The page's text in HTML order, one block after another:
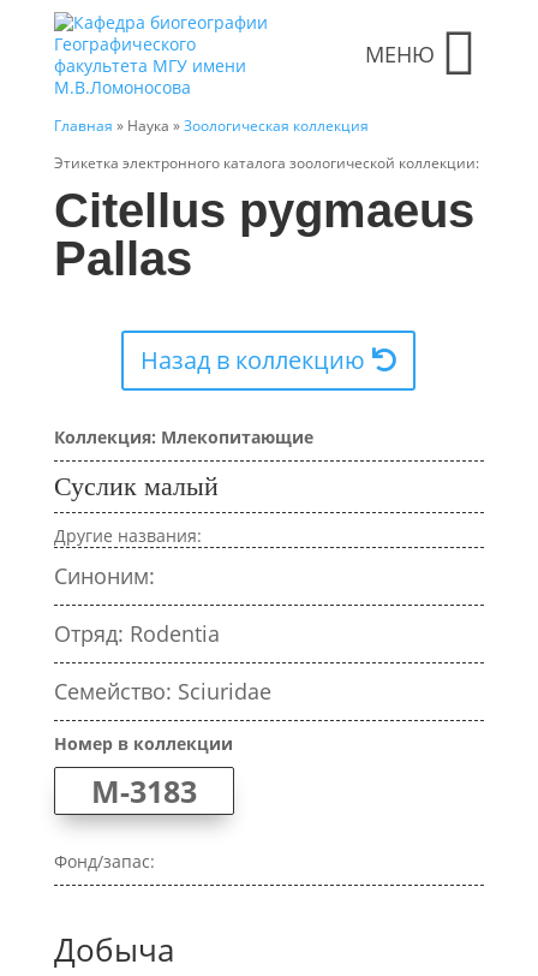
МЕНЮ
Главная » Наука »Зоологическая коллекция
Этикетка электронного каталога зоологической коллекции:
Citellus pygmaeus
Pallas
Назад в коллекцию
Коллекция: Млекопитающие
Суслик малый
Другие названия:
Синоним:
Отряд: Rodentia
Семейство: Sciuridae
Номер в коллекции
M-3183
Фонд/запас:
Добыча